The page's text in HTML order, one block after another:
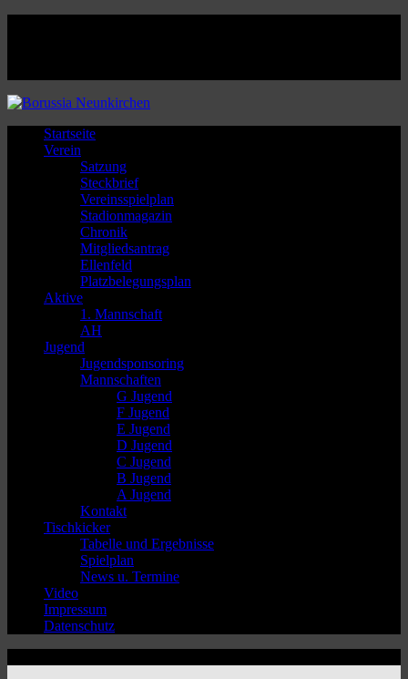
Startseite
Verein
Satzung
Steckbrief
Vereinsspielplan
Stadionmagazin
Chronik
Mitgliedsantrag
Ellenfeld
Platzbelegungsplan
Aktive
1. Mannschaft
AH
Jugend
Jugendsponsoring
Mannschaften
G Jugend
F Jugend
E Jugend
D Jugend
C Jugend
B Jugend
A Jugend
Kontakt
Tischkicker
Tabelle und Ergebnisse
Spielplan
News u. Termine
Video
Impressum
Datenschutz